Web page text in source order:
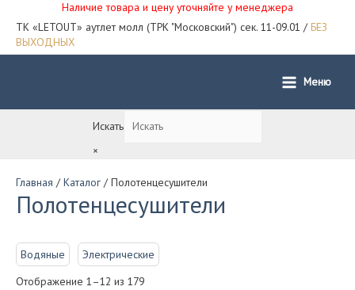
Наличие товара и цену уточняйте у менеджера
ТК «LETOUT» аутлет молл (ТРК "Московский") сек. 11-09.01 / БЕЗ
ВЫХОДНЫХ
Main
Меню
Искать
×
Главная / Каталог / Полотенцесушители
Полотенцесушители
Водяные
Электрические
Отображение 1–12 из 179